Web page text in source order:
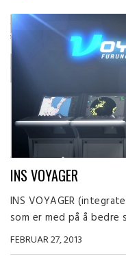
INS VOYAGER
INS VOYAGER
som er med på å bedre
FEBRUAR 27, 2013